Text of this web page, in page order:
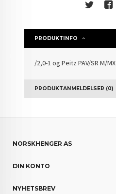
PRODUKTINFO
/2,0-1 og Peitz PAV/SR M/MX
PRODUKTANMELDELSER (0)
NORSKHENGER AS
DIN KONTO
NYHETSBREV